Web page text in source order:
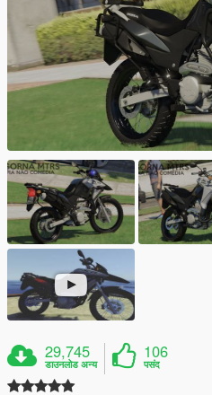
29,745
डाउनलोड अन्य
106
पसंद